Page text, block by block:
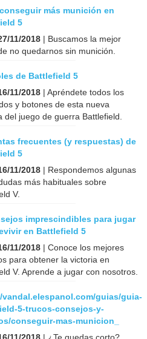
más munición en
5
11/2018 | Buscamos la mejor
no quedarnos sin munición.
de Battlefield 5
11/2018 | Apréndete todos los
y botones de esta nueva
del juego de guerra Battlefield.
frecuentes (y respuestas) de
5
11/2018 | Respondemos algunas
más habituales sobre
V.
imprescindibles para jugar
en Battlefield 5
11/2018 | Conoce los mejores
para obtener la victoria en
V. Aprende a jugar con nosotros.
guias/guia-
5-trucos-consejos-y-
conseguir-mas-municion_